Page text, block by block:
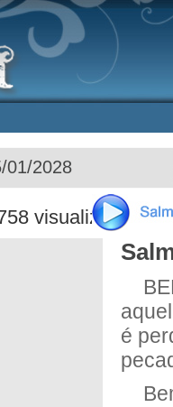
01/2028
visualizações
é